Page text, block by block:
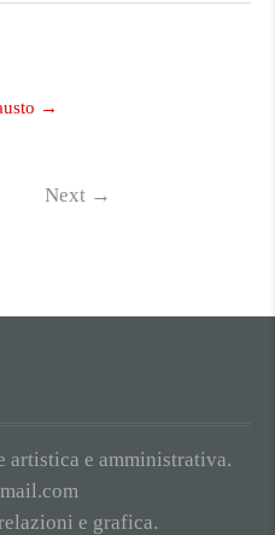
→
Next →
artistica e amministrativa.
e grafica.